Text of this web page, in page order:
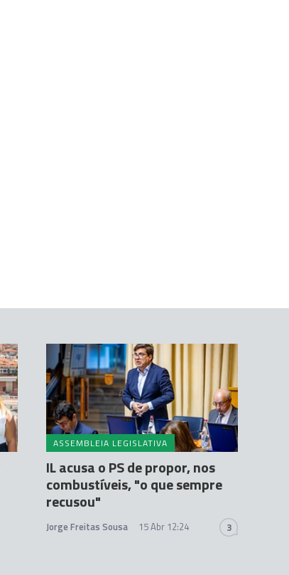
ASSEMBLEIA LEGISLATIVA
IL acusa o PS de propor, nos
combustíveis, "o que sempre
recusou"
Jorge Freitas Sousa 15 Abr 12:24 3